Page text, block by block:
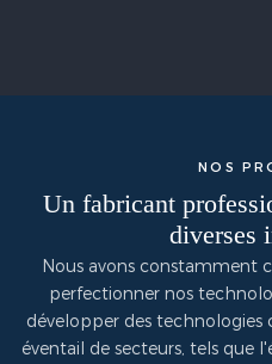
NOS
Un fabricant
diverses
Nous avons constamment
perfectionner nos
développer des technologies
éventail de secteurs, tels que